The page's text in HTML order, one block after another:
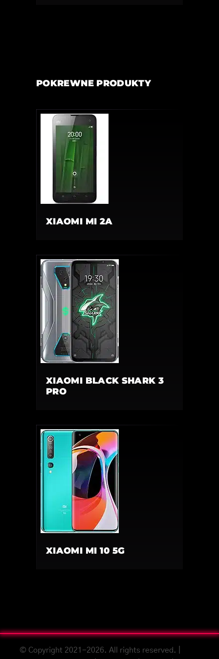
POKREWNE PRODUKTY
XIAOMI MI 2A
XIAOMI BLACK SHARK 3
PRO
XIAOMI MI 10 5G
© Copyright 2021-2026. All rights reserved. |